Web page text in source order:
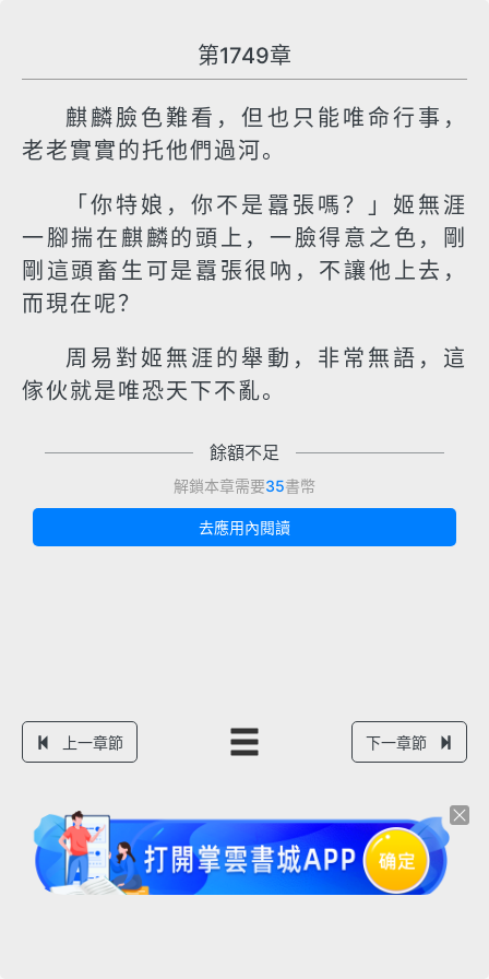
第1749章
麒麟臉色難看，但也只能唯命行事，
老老實實的托他們過河。
「你特娘，你不是囂張嗎？」姬無涯
一腳揣在麒麟的頭上，一臉得意之色，剛
剛這頭畜生可是囂張很吶，不讓他上去，
而現在呢？
周易對姬無涯的舉動，非常無語，這
傢伙就是唯恐天下不亂。
餘額不足
解鎖本章需要35書幣
去應用內閱讀
上一章節 下一章節